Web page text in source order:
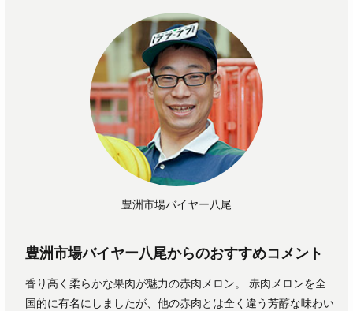
豊洲市場バイヤー八尾
豊洲市場バイヤー八尾からのおすすめコメント
香り高く柔らかな果肉が魅力の赤肉メロン。 赤肉メロンを全
国的に有名にしましたが、他の赤肉とは全く違う芳醇な味わい